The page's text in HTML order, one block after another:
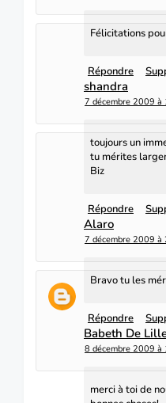
Félicitations
Répondre
shandra
7 décembre 2009 à
toujours un
tu mérites
Biz
Répondre
Alaro
7 décembre 2009 à
Bravo tu les
Répondre
Babeth De
8 décembre 2009 à
merci à toi de